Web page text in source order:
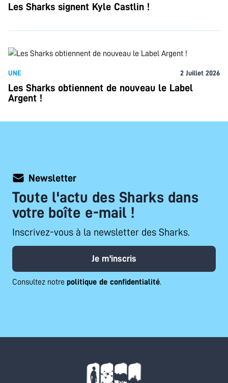
Les Sharks signent Kyle Castlin !
UNE 2 Juillet 2026
Les Sharks obtiennent de nouveau le Label
Argent !
Newsletter
Toute l'actu des Sharks dans
votre boîte e-mail !
Inscrivez-vous à la newsletter des Sharks.
Je m'inscris
Consultez notre politique de confidentialité.